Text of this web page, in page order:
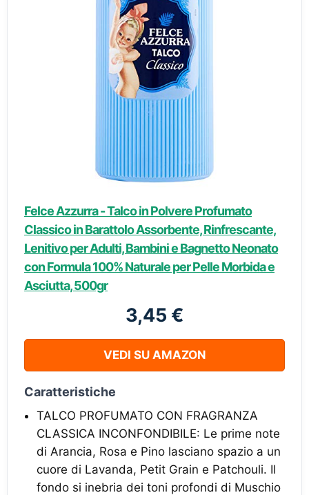
Felce Azzurra - Talco in Polvere Profumato
Classico in Barattolo Assorbente, Rinfrescante,
Lenitivo per Adulti, Bambini e Bagnetto Neonato
con Formula 100% Naturale per Pelle Morbida e
Asciutta, 500gr
3,45 €
VEDI SU AMAZON
Caratteristiche
TALCO PROFUMATO CON FRAGRANZA
CLASSICA INCONFONDIBILE: Le prime note
di Arancia, Rosa e Pino lasciano spazio a un
cuore di Lavanda, Petit Grain e Patchouli. Il
fondo si inebria dei toni profondi di Muschio